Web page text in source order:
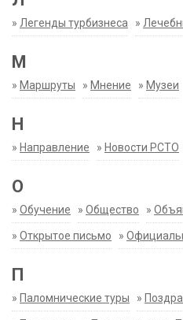
» Легенды турбизнеса »
М
» Маршруты » Мнение » Музеи
Н
» Направление » Новости РСТО
О
» Обучение » Общество »
» Открытое письмо »
П
» Паломнические туры »